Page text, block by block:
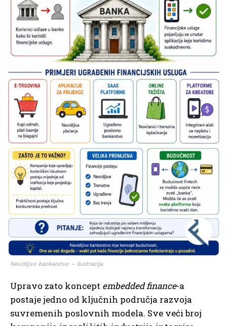
Nevidljivo bankarstvo – ilustracija
Upravo zato koncept embedded finance-a
postaje jedno od ključnih područja razvoja
suvremenih poslovnih modela. Sve veći broj